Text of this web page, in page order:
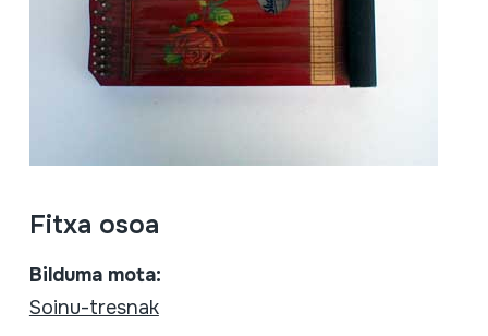
Fitxa osoa
Bilduma mota:
Soinu-tresnak